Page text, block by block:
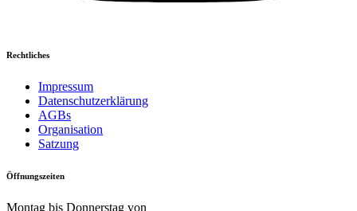
Rechtliches
Impressum
Datenschutzerklärung
AGBs
Organisation
Satzung
Öffnungszeiten
Montag bis Donnerstag von